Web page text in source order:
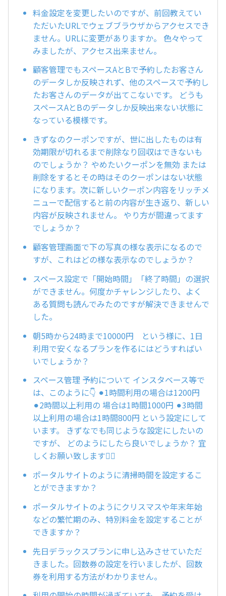
料金設定を変更したいのですが、前回教えてい
ただいたURLでウェブブラウザからアクセスでき
ません。URLに変更がありますか。 色々やって
みましたが、アクセス出来ません。
顧客管理でもスペースAとBで予約したお客さん
のデータしか反映されず、他のスペースで予約し
たお客さんのデータが出てこないです。 どうも
スペースAとBのデータしか反映出来ない状態に
なっている模様です。
きずなのクーポンですが、世に出したものは有
効期限が切れるまで削除なり回収はできないも
のでしょうか？ やめたいクーポンを無効 または
削除をするとその時はそのクーポンはない状態
になります。次に新しいクーポン内容をリッチメ
ニューで配信すると前の内容が生き返り、新しい
内容が反映されません。 やり方が間違ってます
でしょうか？
顧客管理画面で下の写真の様な表示になるので
すが、これはどの様な表示なのでしょうか？
スペース設定で「開始時間」「終了時間」の選択
ができません。何度かチャレンジしたり、よく
ある質問も読んでみたのですが解決できませんで
した。
朝5時から24時まで10000円 という様に、1日
利用で安くなるプランを作るにはどうすればい
いでしょうか？
スペース管理 予約について インスタベース等で
は、このように👇 ⚫︎1時間利用の場合は1200円
⚫︎2時間以上利用の 場合は1時間1000円 ⚫︎3時間
以上利用の場合は1時間800円 という設定にして
います。 きずなでも同じような設定にしたいの
ですが、 どのようにしたら良いでしょうか？ 宜
しくお願い致します🙇‍♀️
ポータルサイトのように清掃時間を設定するこ
とができますか？
ポータルサイトのようにクリスマスや年末年始
などの繁忙期のみ、特別料金を設定することが
できますか？
先日デラックスプランに申し込みさせていただ
きました。回数券の設定を行いましたが、回数
券を利用する方法がわかりません。